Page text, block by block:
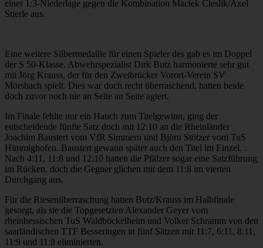
einer 1:3-Niederlage gegen die Kombination Maciek Cieslik/Axel
Stierle aus.
Eine weitere Silbermedaille für einen Spieler des gab es im Doppel
der S 50-Klasse. Abwehrspezialist Dirk Butz harmonierte sehr gut
mit Jörg Krauss, der für den Zweibrücker Vorort-Verein SV
Mörsbach spielt. Dies war doch recht überraschend, hatten beide
doch zuvor noch nie an Seite an Seite agiert.
Im Finale fehlte nur ein Hauch zum Titelgewinn, ging der
entscheidende fünfte Satz doch mit 12:10 an die Rheinländer
Joachim Baustert vom VfR Simmern und Björn Stötzer vom TuS
Himmighofen. Baustert gewann später auch den Titel im Einzel.
Nach 4:11, 11:8 und 12:10 hatten die Pfälzer sogar eine Satzführung
im Rücken, doch die Gegner glichen mit dem 11:8 im vierten
Durchgang aus.
Für die Riesenüberraschung hatten Butz/Krauss im Halbfinale
gesorgt, als sie die Topgesetzten Alexander Geyer vom
rheinhessischen TuS Waldböckelheim und Volker Schramm von den
saarländischen TTF Besseringen in fünf Sätzen mit 11:7, 6:11, 8:11,
11:9 und 11:8 eliminierten.